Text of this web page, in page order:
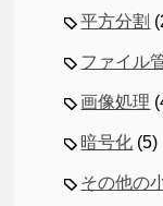
平方分割
ファイル
画像処理
暗号化 (5)
その他の